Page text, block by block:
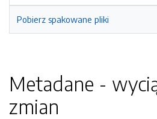
Pobierz spakowane pliki
Metadane -
zmian